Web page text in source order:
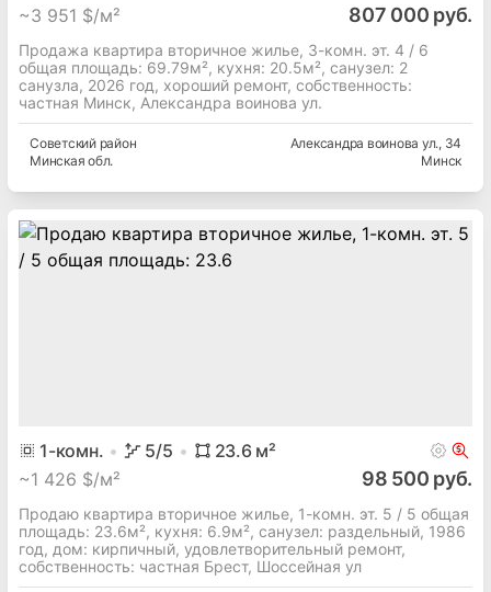
~3 951 $/м² 807 000 руб.
Продажа квартира вторичное жилье, 3-комн. эт. 4 / 6
общая площадь: 69.79м², кухня: 20.5м², cанузел: 2
санузла, 2026 год, хороший ремонт, собственность:
частная Минск, Александра воинова ул.
Советский район
Минская обл.
Александра воинова ул., 34
Минск
1-комн. 5/5 23.6м²
~1 426 $/м² 98 500 руб.
Продаю квартира вторичное жилье, 1-комн. эт. 5 / 5 общая
площадь: 23.6м², кухня: 6.9м², cанузел: раздельный, 1986
год, дом: кирпичный, удовлетворительный ремонт,
собственность: частная Брест, Шоссейная ул